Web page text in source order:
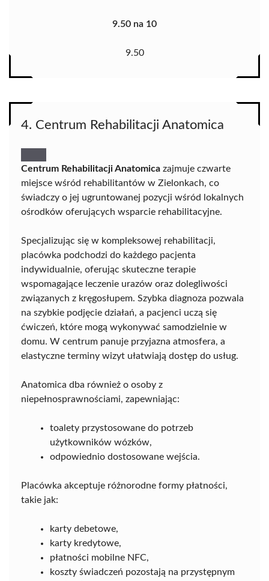
9.50 na 10
9.50
4. Centrum Rehabilitacji Anatomica
Centrum Rehabilitacji Anatomica zajmuje czwarte
miejsce wśród rehabilitantów w Zielonkach, co
świadczy o jej ugruntowanej pozycji wśród lokalnych
ośrodków oferujących wsparcie rehabilitacyjne.
Specjalizując się w kompleksowej rehabilitacji,
placówka podchodzi do każdego pacjenta
indywidualnie, oferując skuteczne terapie
wspomagające leczenie urazów oraz dolegliwości
związanych z kręgosłupem. Szybka diagnoza pozwala
na szybkie podjęcie działań, a pacjenci uczą się
ćwiczeń, które mogą wykonywać samodzielnie w
domu. W centrum panuje przyjazna atmosfera, a
elastyczne terminy wizyt ułatwiają dostęp do usług.
Anatomica dba również o osoby z
niepełnosprawnościami, zapewniając:
toalety przystosowane do potrzeb
użytkowników wózków,
odpowiednio dostosowane wejścia.
Placówka akceptuje różnorodne formy płatności,
takie jak:
karty debetowe,
karty kredytowe,
płatności mobilne NFC,
koszty świadczeń pozostają na przystępnym